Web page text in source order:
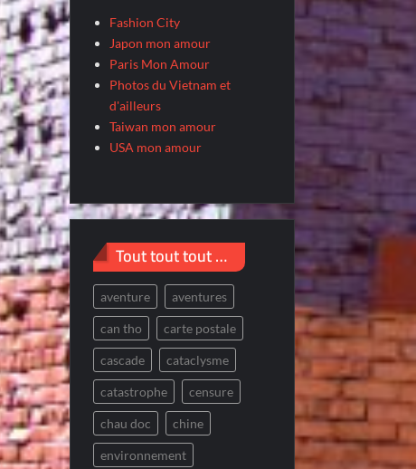
Fashion City
Japon mon amour
Paris Mon Amour
Photos du Vietnam et
d'ailleurs
Taiwan mon amour
USA mon amour
Tout tout tout …
aventure aventures
can tho carte postale
cascade cataclysme
catastrophe censure
chau doc chine
environnement